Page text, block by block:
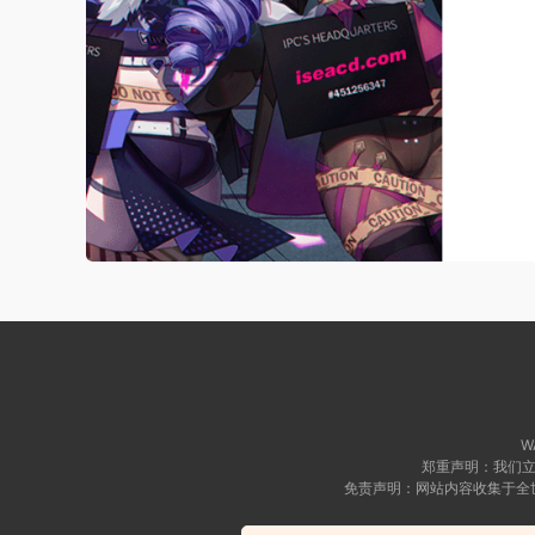
郑重声明：我们
免责声明：网站内容收集于